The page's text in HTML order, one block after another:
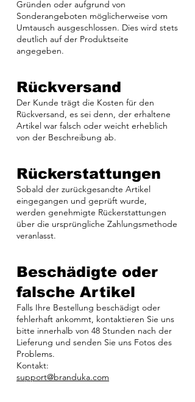
Gründen oder aufgrund von
Sonderangeboten möglicherweise vom
Umtausch ausgeschlossen. Dies wird stets
deutlich auf der Produktseite
angegeben.
Rückversand
Der Kunde trägt die Kosten für den
Rückversand, es sei denn, der erhaltene
Artikel war falsch oder weicht erheblich
von der Beschreibung ab.
Rückerstattungen
Sobald der zurückgesandte Artikel
eingegangen und geprüft wurde,
werden genehmigte Rückerstattungen
über die ursprüngliche Zahlungsmethode
veranlasst.
Beschädigte oder
falsche Artikel
Falls Ihre Bestellung beschädigt oder
fehlerhaft ankommt, kontaktieren Sie uns
bitte innerhalb von 48 Stunden nach der
Lieferung und senden Sie uns Fotos des
Problems.
Kontakt:
support@branduka.com